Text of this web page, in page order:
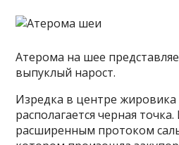
Атерома на шее
выпуклый нарост.
Изредка в центре
располагается черная
расширенным протоком